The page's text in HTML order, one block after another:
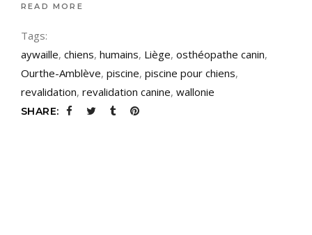
READ MORE
Tags:
aywaille, chiens, humains, Liège, osthéopathe canin,
Ourthe-Amblève, piscine, piscine pour chiens,
revalidation, revalidation canine, wallonie
SHARE: